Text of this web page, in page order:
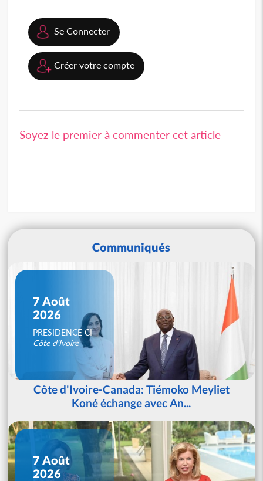
Se Connecter
Créer votre compte
Soyez le premier à commenter cet article
Communiqués
7 Août
2026
PRESIDENCE CI
Côte d'Ivoire
Côte d'Ivoire-Canada: Tiémoko Meyliet
Koné échange avec An...
7 Août
2026